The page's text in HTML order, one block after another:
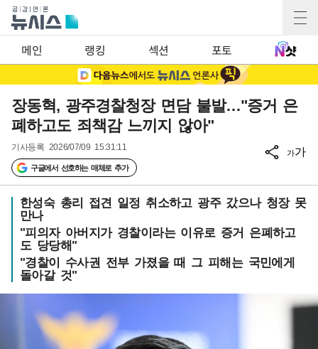
메인 랭킹 섹션 포토
장동혁, 광주경찰청장 면담 불발…"증거 은
폐하고도 죄책감 느끼지 않아"
기사등록 2026/07/09 15:31:11
구글에서 선호하는 매체로 추가
가가
한성숙 총리 접견 일정 취소하고 광주 갔으나 청장 못
만나
"피의자 아버지가 경찰이라는 이유로 증거 은폐하고
도 당당해"
"경찰이 수사권 전부 가졌을 때 그 피해는 국민에게
돌아갈 것"